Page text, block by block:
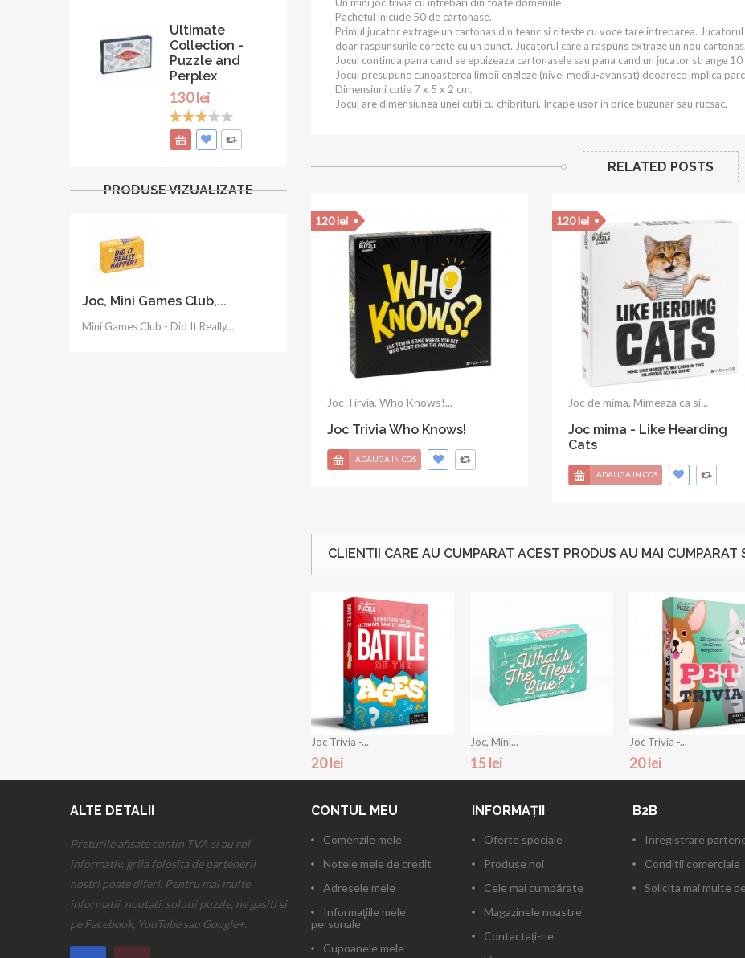
Ultimate
Collection -
Puzzle and
Perplex
130 lei
PRODUSE VIZUALIZATE
Joc, Mini Games Club,...
Mini Games Club - Did It Really...
Pachetul inlcude 50 de cartonase.
Primul jucator extrage un cartonas din teanc si citeste cu voce tare intrebarea.
doar raspunsurile corecte cu un punct. Jucatorul care a raspuns extrage un nou cartonas.
Jocul continua pana cand se epuizeaza cartonasele sau pana cand un jucator strange 10
Jocul presupune cunoasterea limbii engleze (nivel mediu-avansat) deoarece implica
Dimensiuni cutie 7 x 5 x 2 cm.
Jocul are dimensiunea unei cutii cu chibrituri. Incape usor in orice buzunar sau rucsac.
RELATED POSTS
100 lei 110 lei
ADAUGA IN COS
CLIENTII CARE AU CUMPARAT ACEST PRODUS AU MAI CUMPARAT
Joc Trivia -...
20 lei
Joc, Mini...
15 lei
Joc Trivia -...
20 lei
ALTE DETALII
Preturile afisate contin TVA si au rol
informativ, grila folosita de partenerii
nostri poate diferi. Pentru mai multe
informatii, noutati, solutii puzzle, ne gasiti si
pe Facebook, YouTube sau Google+.
CONTUL MEU
Comenzile mele
Notele mele de credit
Adresele mele
Informaţiile mele
personale
Cupoanele mele
INFORMAŢII
Oferte speciale
Produse noi
Cele mai cumpărate
Magazinele noastre
Contactați-ne
B2B
Inregistrare
Conditii comerciale
Solicita mai multe